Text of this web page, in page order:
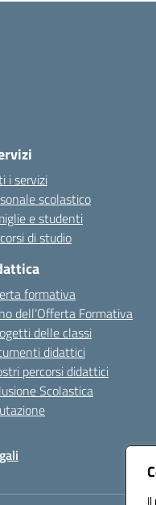
i servizi
scolastico
e studenti
di studio
formativa
dell’Offerta Formativa
delle classi
didattici
percorsi didattici
Scolastica